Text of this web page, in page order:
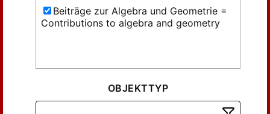
Beiträge zur Algebra und Geometrie =
Contributions to algebra and geometry
OBJEKTTYP